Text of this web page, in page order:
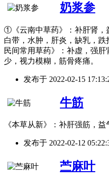
奶浆参
①《云南中草药》：补肝肾，
白带，水肿，肝炎，缺乳，
民间常用草药》：补虚，强
少，视力模糊，筋骨疼痛。
发布于 2022-02-15
牛筋
《本草从新》：补肝强筋，益
发布于 2022-02-12
苎麻叶